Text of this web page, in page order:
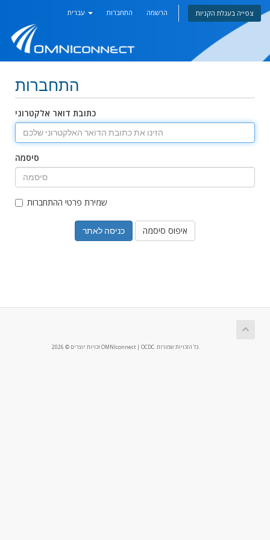
התחברות הרשמה צפייה בעגלת הקניות
התחברות
כתובת דואר אלקטרוני
סיסמה
שמירת פרטי ההתחברות
איפוס סיסמה
זכויות יוצרים © 2026 OMNIconnect | OCDC. כל הזכויות שמורות.